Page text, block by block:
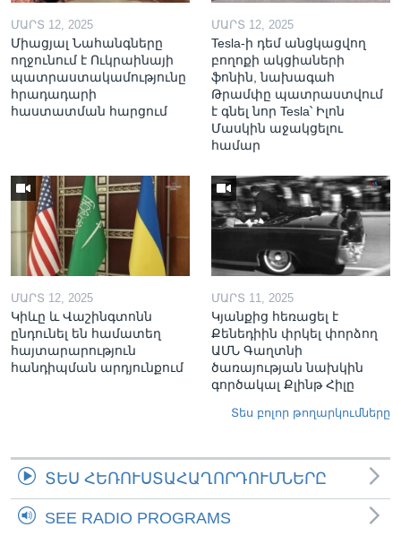
ՄԱՐՏ 12, 2025
Միացյալ Նահանգները
ողջունում է Ուկրաինայի
պատրաստակամությունը
հրադադարի
հաստատման հարցում
ՄԱՐՏ 12, 2025
Tesla-ի դեմ անցկացվող
բողոքի ակցիաների
ֆոնին, նախագահ
Թրամփը պատրաստվում
է գնել նոր Tesla՝ Իլոն
Մասկին աջակցելու
համար
ՄԱՐՏ 12, 2025
Կիևը և Վաշինգտոնն
ընդունել են համատեղ
հայտարարություն
հանդիպման արդյունքում
ՄԱՐՏ 11, 2025
Կյանքից հեռացել է
Քենեդիին փրկել փորձող
ԱՄՆ Գաղտնի
ծառայության նախկին
գործակալ Քլինթ Հիլը
Տես բոլոր թողարկումները
ՏԵՍ ՀԵՌՈՒՍՏԱՀԱՂՈՐԴՈՒՄՆԵՐԸ
SEE RADIO PROGRAMS